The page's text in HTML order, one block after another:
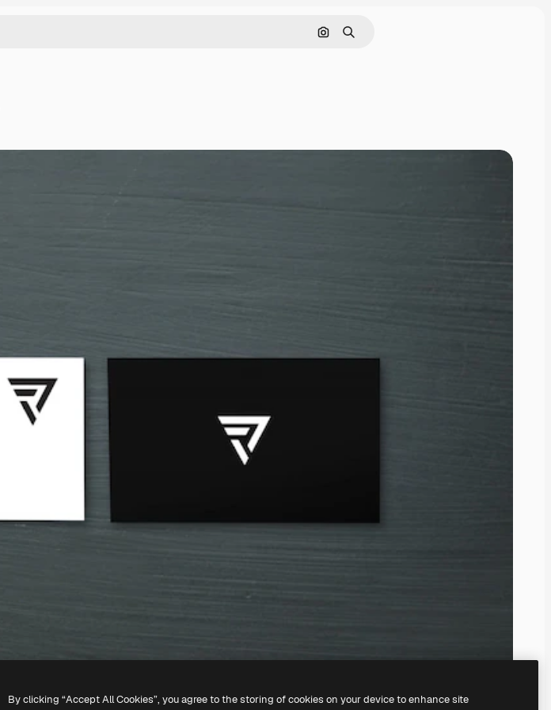
Cerca per immagine
Ricerca
By clicking “Accept All Cookies”, you agree to the storing of cookies on your device to enhance site